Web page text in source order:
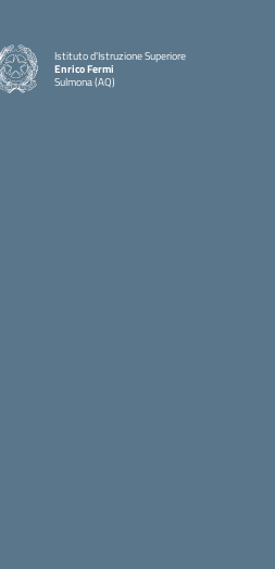
Istituto d'Istruzione Superiore
Enrico Fermi
Sulmona (AQ)
— Visita la pagina iniziale della scuola